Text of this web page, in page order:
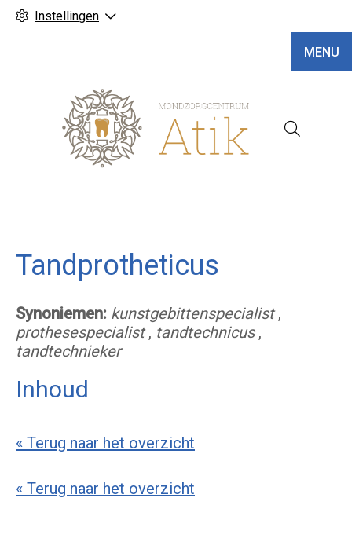
Instellingen
MENU
Tandprotheticus
Synoniemen: kunstgebittenspecialist,
prothesespecialist, tandtechnicus,
tandtechnieker
Inhoud
« Terug naar het overzicht
« Terug naar het overzicht